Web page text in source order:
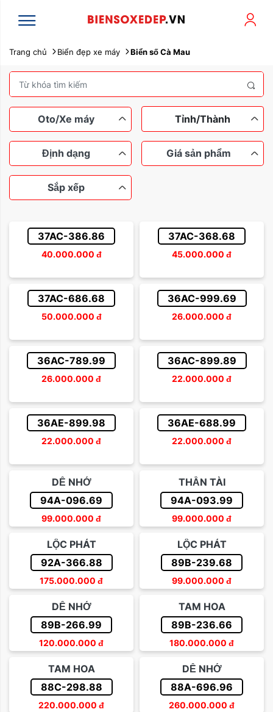
Trang chủ Biển đẹp xe máy Biển số Cà Mau
Oto/Xe máy
Xe máy Ô tô
Tỉnh/Thành
Định dạng
Lộc phát Thần tài
Giá sản phẩm
Từ 100 đến 200 triệu
Trên 500 triệu
Sắp xếp
Sắp xếp theo tên
Sắp xếp theo giá tăng dần
Sắp xếp theo giá giảm dần
37AC-386.86
40.000.000 đ
37AC-368.68
45.000.000 đ
37AC-686.68
50.000.000 đ
36AC-999.69
26.000.000 đ
36AC-789.99
26.000.000 đ
36AC-899.89
22.000.000 đ
36AE-899.98
22.000.000 đ
36AE-688.99
22.000.000 đ
DỄ NHỚ
94A-096.69
99.000.000 đ
THẦN TÀI
94A-093.99
99.000.000 đ
LỘC PHÁT
92A-366.88
175.000.000 đ
LỘC PHÁT
89B-239.68
99.000.000 đ
DỄ NHỚ
89B-266.99
120.000.000 đ
TAM HOA
89B-236.66
180.000.000 đ
TAM HOA
88C-298.88
220.000.000 đ
DỄ NHỚ
88A-696.96
260.000.000 đ